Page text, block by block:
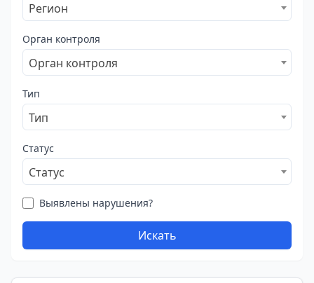
Регион
Орган контроля
Орган контроля
Тип
Тип
Статус
Статус
Выявлены нарушения?
Искать